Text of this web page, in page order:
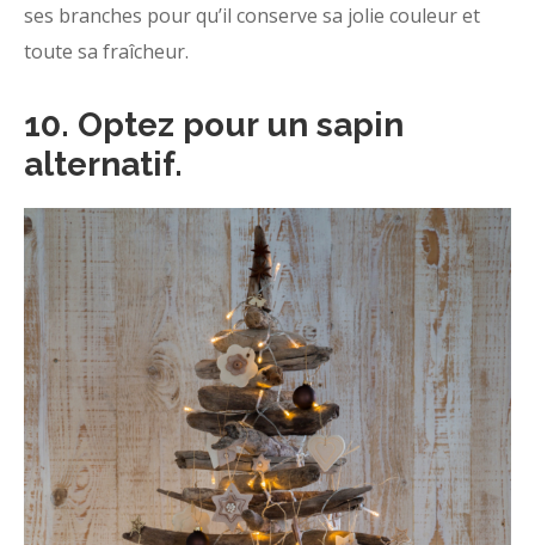
ses branches pour qu’il conserve sa jolie couleur et
toute sa fraîcheur.
10. Optez pour un sapin
alternatif.